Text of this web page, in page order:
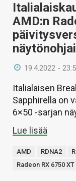
AMD:n
19.4.2022 -
Italialaisen
Sapphirella on
6×50 -sarjan
Lue lisää
AMD RDNA2
Radeon RX 6750 XT